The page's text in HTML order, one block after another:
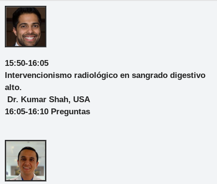
15:50-16:05
Intervencionismo radiológico en sangrado digestivo
alto.
Dr. Kumar Shah, USA
16:05-16:10 Preguntas